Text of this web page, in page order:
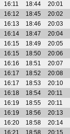
16:11 18:44
20:01
16:12 18:45
20:02
16:13 18:46
20:03
16:14 18:47
20:04
16:15 18:49
20:05
16:15 18:50
20:06
16:16 18:51
20:07
16:17 18:52
20:08
16:17 18:53
20:10
16:18 18:54
20:11
16:19 18:55
20:11
16:19 18:56
20:13
16:20 18:58
20:14
16:21 18:58
20:15